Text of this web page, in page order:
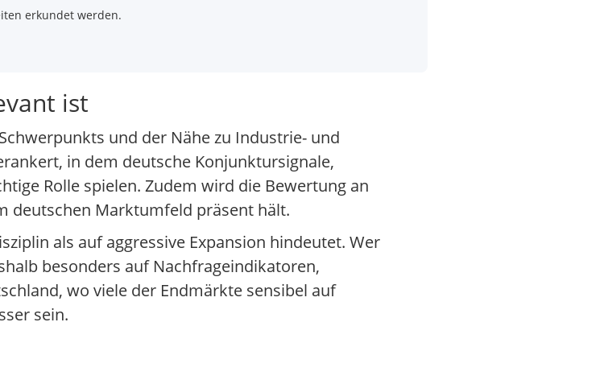
erkundet werden.
ist
und der Nähe zu Industrie- und
in dem deutsche Konjunktursignale,
Rolle spielen. Zudem wird die Bewertung an
deutschen Marktumfeld präsent hält.
als auf aggressive Expansion hindeutet. Wer
besonders auf Nachfrageindikatoren,
wo viele der Endmärkte sensibel auf
sein.